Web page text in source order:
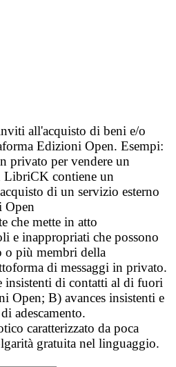
all'acquisto di beni e/o
Edizioni Open. Esempi:
privato per vendere un
contiene un
di un servizio esterno
Open
che mette in atto
e inappropriati che possono
o più membri della
di messaggi in privato.
insistenti di contatti al di fuori
Open; B) avances insistenti e
adescamento.
caratterizzato da poca
gratuita nel linguaggio.